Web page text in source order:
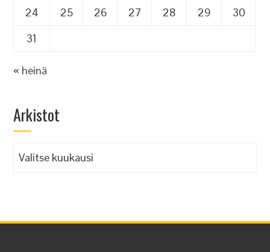
24
25 26 27 28 29
30
31
« heinä
Arkistot
Arkistot